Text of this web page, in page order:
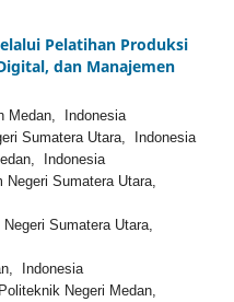
Pelatihan Produksi
dan Manajemen
Medan, Indonesia
Sumatera Utara, Indonesia
Indonesia
Sumatera Utara,
Sumatera Utara,
Indonesia
Negeri Medan,